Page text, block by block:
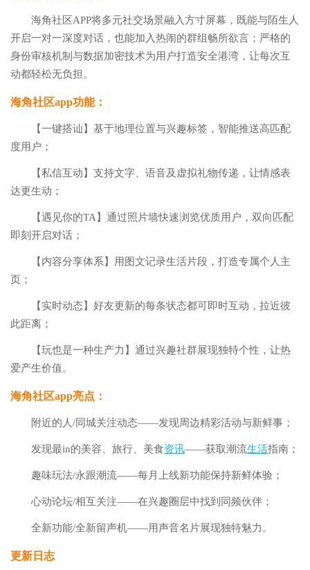
海角社区APP将多元社交场景融入方寸屏幕，既能与陌生人
开启一对一深度对话，也能加入热闹的群组畅所欲言；严格的
身份审核机制与数据加密技术为用户打造安全港湾，让每次互
动都轻松无负担。
海角社区app功能：
【一键搭讪】基于地理位置与兴趣标签，智能推送高匹配
度用户；
【私信互动】支持文字、语音及虚拟礼物传递，让情感表
达更生动；
【遇见你的TA】通过照片墙快速浏览优质用户，双向匹配
即刻开启对话；
【内容分享体系】用图文记录生活片段，打造专属个人主
页；
【实时动态】好友更新的每条状态都可即时互动，拉近彼
此距离；
【玩也是一种生产力】通过兴趣社群展现独特个性，让热
爱产生价值。
海角社区app亮点：
附近的人/同城关注动态——发现周边精彩活动与新鲜事；
发现最in的美容、旅行、美食资讯——获取潮流生活指南；
趣味玩法/永跟潮流——每月上线新功能保持新鲜体验；
心动论坛/相互关注——在兴趣圈层中找到同频伙伴；
全新功能/全新留声机——用声音名片展现独特魅力。
更新日志